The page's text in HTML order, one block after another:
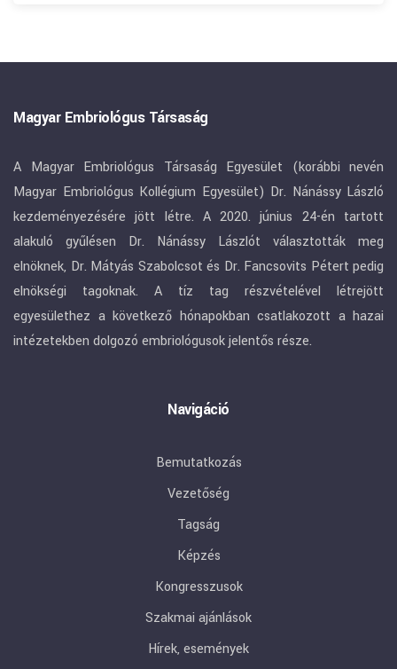
Magyar Embriológus Társaság
A Magyar Embriológus Társaság Egyesület (korábbi nevén
Magyar Embriológus Kollégium Egyesület) Dr. Nánássy László
kezdeményezésére jött létre. A 2020. június 24-én tartott
alakuló gyűlésen Dr. Nánássy Lászlót választották meg
elnöknek, Dr. Mátyás Szabolcsot és Dr. Fancsovits Pétert pedig
elnökségi tagoknak. A tíz tag részvételével létrejött
egyesülethez a következő hónapokban csatlakozott a hazai
intézetekben dolgozó embriológusok jelentős része.
Navigáció
Bemutatkozás
Vezetőség
Tagság
Képzés
Kongresszusok
Szakmai ajánlások
Hírek, események